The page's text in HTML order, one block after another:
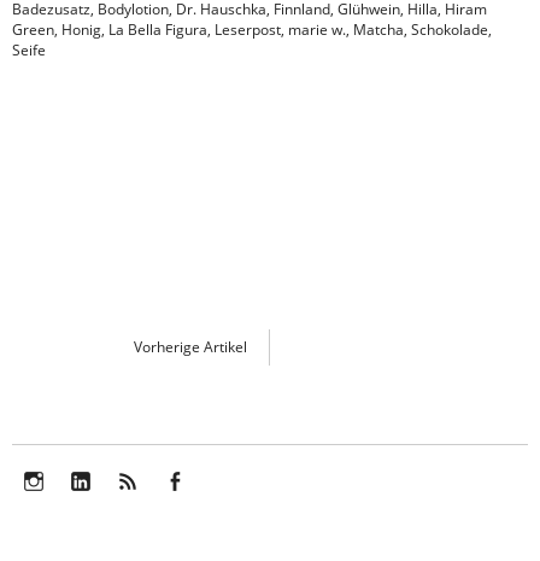
Badezusatz, Bodylotion, Dr. Hauschka, Finnland, Glühwein, Hilla, Hiram
Green, Honig, La Bella Figura, Leserpost, marie w., Matcha, Schokolade,
Seife
Vorherige Artikel